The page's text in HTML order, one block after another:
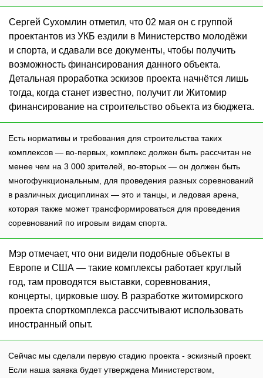
Сергей Сухомлин отметил, что 02 мая он с группой
проектантов из УКБ ездили в Министерство молодёжи
и спорта, и сдавали все документы, чтобы получить
возможность финансирования данного объекта.
Детальная проработка эскизов проекта начнётся лишь
тогда, когда станет известно, получит ли Житомир
финансирование на строительство объекта из бюджета.
Есть нормативы и требования для строительства таких
комплексов — во-первых, комплекс должен быть рассчитан не
менее чем на 3 000 зрителей, во-вторых — он должен быть
многофункциональным, для проведения разных соревнований
в различных дисциплинах — это и танцы, и ледовая арена,
которая также может трансформироваться для проведения
соревнований по игровым видам спорта.
Мэр отмечает, что они видели подобные объекты в
Европе и США — такие комплексы работает круглый
год, там проводятся выставки, соревнования,
концерты, цирковые шоу. В разработке житомирского
проекта спорткомплекса рассчитывают использовать
иностранный опыт.
Сейчас мы сделали первую стадию проекта - эскизный проект.
Если наша заявка будет утверждена Министерством,